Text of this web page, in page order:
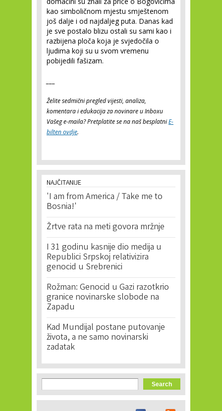
kao simboličnom mjestu smještenom
još dalje i od najdaljeg puta. Danas kad
je sve postalo blizu ostali su sami kao i
razbijena ploča koja je svjedočila o
ljudima koji su u svom vremenu
pobijedili fašizam.
Želite sedmični pregled vijesti, analiza,
komentara i edukacija za novinare u Inboxu
Vašeg e-maila? Pretplatite se na naš besplatniE-
bilten ovdje.
NAJČITANIJE
'I am from America / Take me to
Bosnia!'
Žrtve rata na meti govora mržnje
I 31 godinu kasnije dio medija u
Republici Srpskoj relativizira
genocid u Srebrenici
Rožman: Genocid u Gazi razotkrio
granice novinarske slobode na
Zapadu
Kad Mundijal postane putovanje
života, a ne samo novinarski
zadatak
Search form
Search